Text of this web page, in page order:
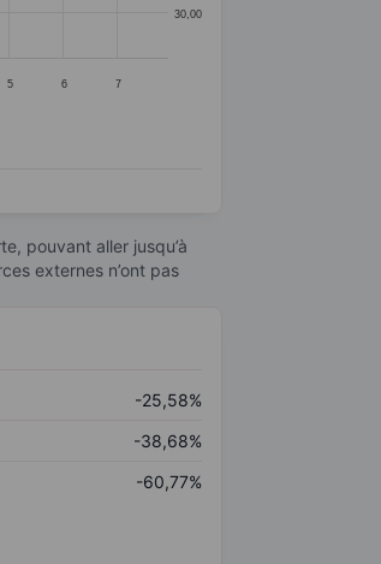
5 6 7
30,00
pouvant aller jusqu’à
externes n’ont pas
-25,58%
-38,68%
-60,77%